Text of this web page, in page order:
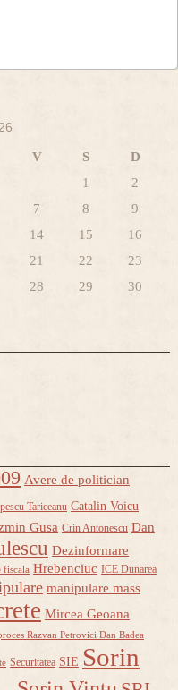
V S
D
1
2
7 8
9
14 15
16
21 22
23
28 29
30
Avere de politician
Tariceanu Catalin Voicu
Gusa Crin Antonescu Dan
Dezinformare
fiscala Hrebenciuc ICE Dunarea
manipulare mass
Mircea Geoana
Razvan Petrovici Dan Badea
Securitatea SIE Sorin